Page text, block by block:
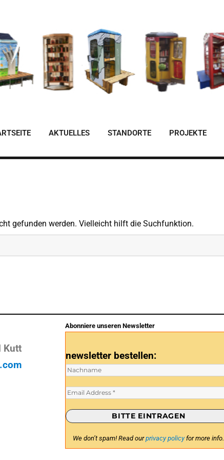
AKTUELLES STANDORTE PROJEKTE
gefunden werden. Vielleicht hilft die Suchfunktion.
Kutt
Abonniere unseren Newsletter
newsletter bestellen:
We don’t spam! Read ourprivacy policyfor more info.